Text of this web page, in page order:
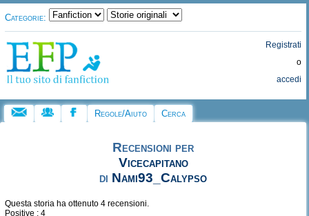
Categorie:
Registrati
o
accedi
Regole/Aiuto Cerca
Recensioni per
Vicecapitano
di Nami93_Calypso
Questa storia ha ottenuto 4 recensioni.
Positive : 4